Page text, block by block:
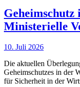
Ministerielle
10. Juli 2026
Die aktuellen
Geheimschutzes in der
für Sicherheit in der